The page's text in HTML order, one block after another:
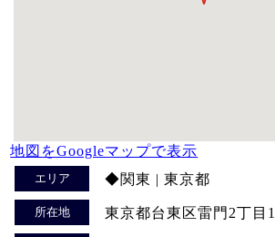
地図をGoogleマップで表示
エリア ◆関東 | 東京都
所在地 東京都台東区雷門2丁目